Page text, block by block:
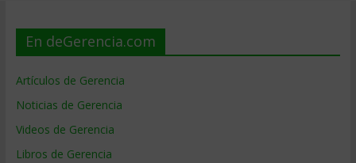
En deGerencia.com
Artículos de Gerencia
Noticias de Gerencia
Videos de Gerencia
Libros de Gerencia